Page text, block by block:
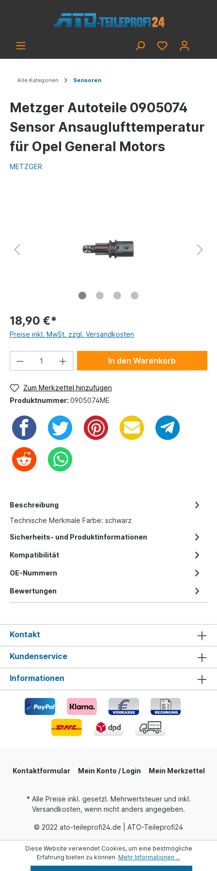
Alle Kategorien Sensoren
Metzger Autoteile 0905074
Sensor Ansauglufttemperatur
für Opel General Motors
METZGER
18,90 €*
Preise inkl. MwSt. zzgl. Versandkosten
In den Warenkorb
Zum Merkzettel hinzufügen
Produktnummer: 0905074ME
Beschreibung
Technische Merkmale Farbe: schwarz
Sicherheits- und Produktinformationen
Kompatibilität
OE-Nummern
Bewertungen
Kontakt
Kundenservice
Informationen
Kontaktformular Mein Konto / Login Mein Merkzettel
* Alle Preise inkl. gesetzl. Mehrwertsteuer und inkl.
Versandkosten, wenn nicht anders angegeben.
© 2022 ato-teileprofi24.de | ATO-Teileprofi24
Diese Website verwendet Cookies, um eine bestmögliche
Erfahrung bieten zu können. Mehr Informationen ...